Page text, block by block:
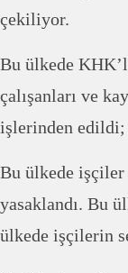
çekiliyor.
Bu ülkede
çalışanları ve
işlerinden
Bu ülkede işçiler
yasaklandı. Bu
ülkede işçilerin